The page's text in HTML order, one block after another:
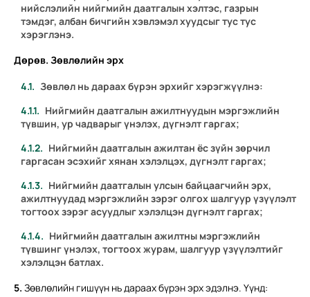
нийслэлийн нийгмийн даатгалын хэлтэс, газрын
тэмдэг, албан бичгийн хэвлэмэл хуудсыг тус тус
хэрэглэнэ.
Дөрөв. Зөвлөлийн эрх
Зөвлөл нь дараах бүрэн эрхийг хэрэгжүүлнэ:
Нийгмийн даатгалын ажилтнуудын мэргэжлийн
түвшин, ур чадварыг үнэлэх, дүгнэлт гаргах;
Нийгмийн даатгалын ажилтан ёс зүйн зөрчил
гаргасан эсэхийг хянан хэлэлцэх, дүгнэлт гаргах;
Нийгмийн даатгалын улсын байцаагчийн эрх,
ажилтнуудад мэргэжлийн зэрэг олгох шалгуур үзүүлэлт
тогтоох зэрэг асуудлыг хэлэлцэн дүгнэлт гаргах;
Нийгмийн даатгалын ажилтны мэргэжлийн
түвшинг үнэлэх, тогтоох журам, шалгуур үзүүлэлтийг
хэлэлцэн батлах.
5. Зөвлөлийн гишүүн нь дараах бүрэн эрх эдэлнэ. Үүнд: